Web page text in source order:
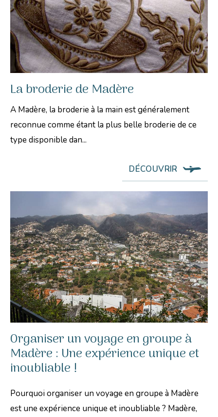
La broderie de Madère
A Madère, la broderie à la main est généralement
reconnue comme étant la plus belle broderie de ce
type disponible dan...
DÉCOUVRIR
Organiser un voyage en groupe à
Madère : Une expérience unique et
inoubliable !
Pourquoi organiser un voyage en groupe à Madère
est une expérience unique et inoubliable ? Madère,